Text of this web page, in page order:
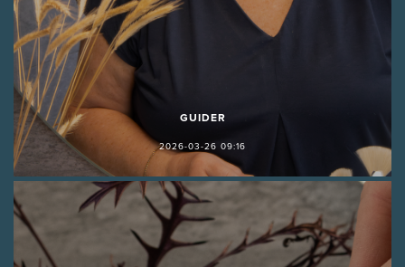
GUIDER
2026-03-26 09:16